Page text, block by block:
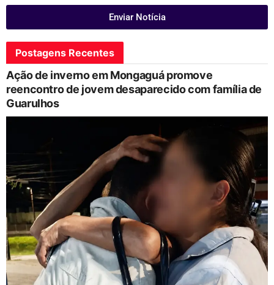
Enviar Notícia
Postagens Recentes
Ação de inverno em Mongaguá promove
reencontro de jovem desaparecido com família de
Guarulhos